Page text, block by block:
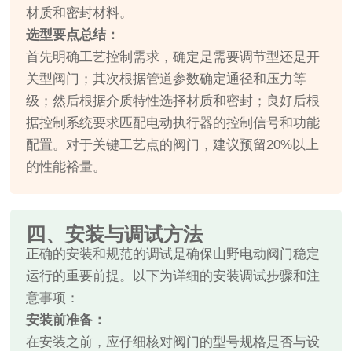
材质和密封材料。
选型要点总结：
首先明确工艺控制需求，确定是需要调节型还是开
关型阀门；其次根据管道参数确定通径和压力等
级；然后根据介质特性选择材质和密封；良好后根
据控制系统要求匹配电动执行器的控制信号和功能
配置。对于关键工艺点的阀门，建议预留20%以上
的性能裕量。
四、安装与调试方法
正确的安装和规范的调试是确保山野电动阀门稳定
运行的重要前提。以下为详细的安装调试步骤和注
意事项：
安装前准备：
在安装之前，应仔细核对阀门的型号规格是否与设